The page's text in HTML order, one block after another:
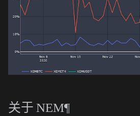
关于 NEM¶